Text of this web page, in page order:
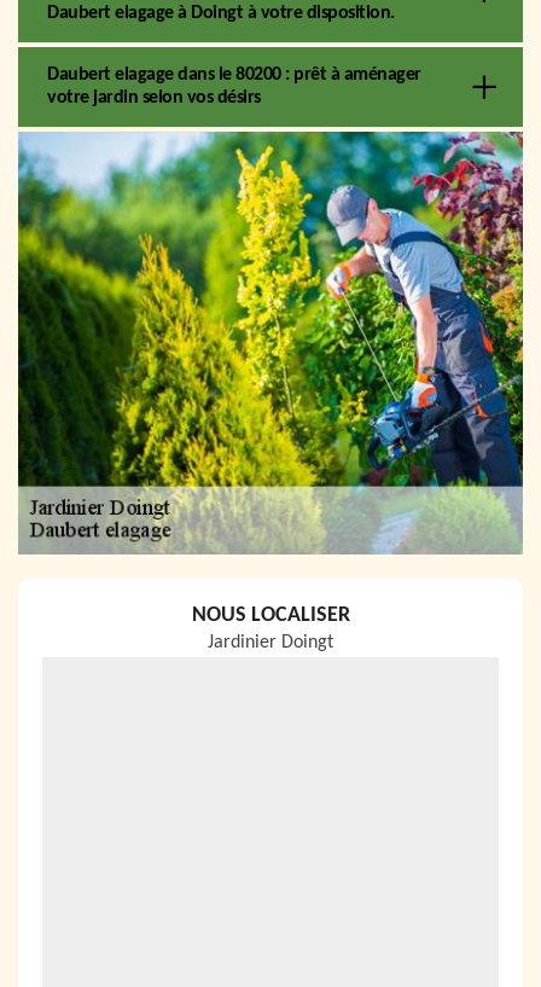
Daubert elagage à Doingt à votre disposition.
Daubert elagage dans le 80200 : prêt à aménager
votre jardin selon vos désirs
NOUS LOCALISER
Jardinier Doingt